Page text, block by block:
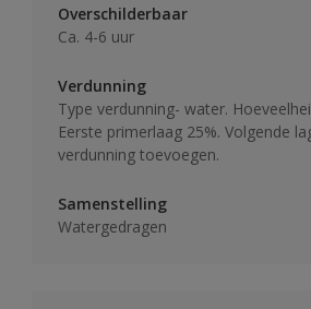
Overschilderbaar
Ca. 4-6 uur
Verdunning
Type verdunning- water.
Eerste primerlaag 25%. Volgende
verdunning toevoegen.
Samenstelling
Watergedragen